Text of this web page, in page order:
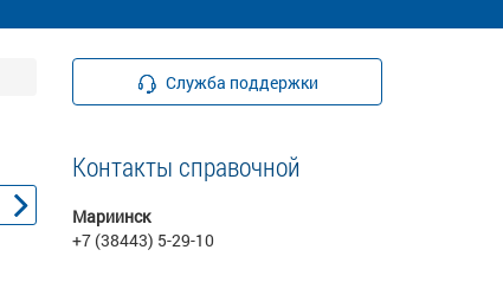
Служба поддержки
Контакты справочной
Мариинск
+7 (38443) 5-29-10